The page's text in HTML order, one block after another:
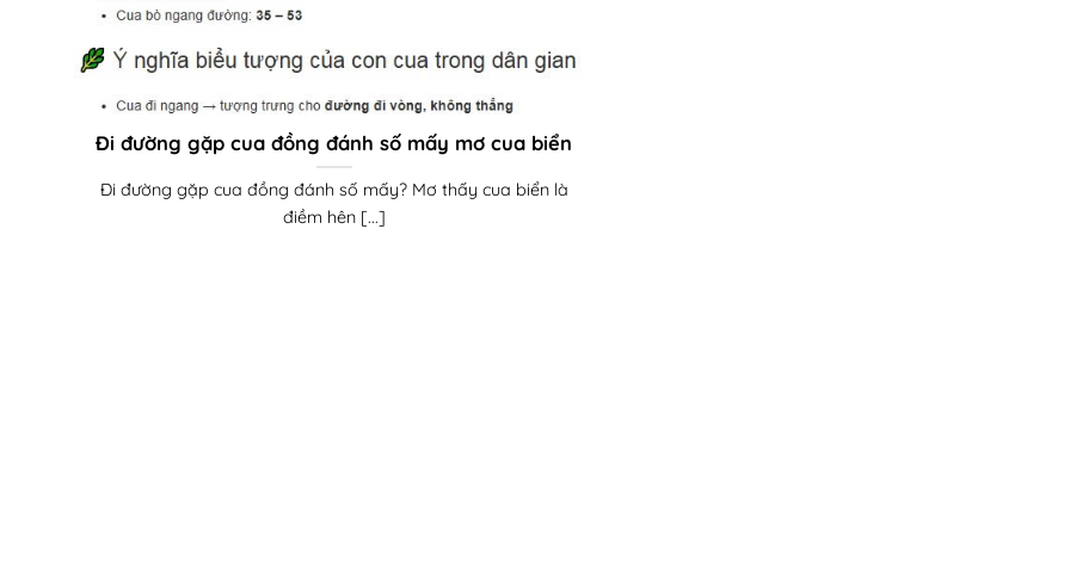
Đi đường gặp cua đồng đánh số mấy mơ cua biển
Đi đường gặp cua đồng đánh số mấy? Mơ thấy cua biển là
điềm hên [...]